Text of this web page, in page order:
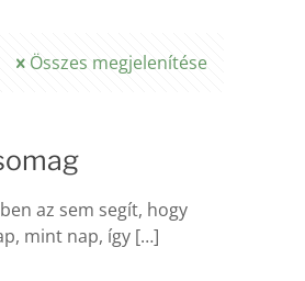
Összes megjelenítése
az sem segít, hogy
mint nap, így[…]